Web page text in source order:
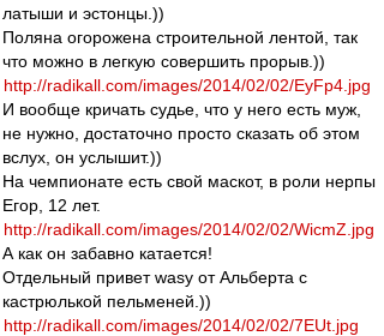
латыши и эстонцы.))
Поляна огорожена строительной лентой, так
что можно в легкую совершить прорыв.))
http://radikall.com/images/2014/02/02/EyFp4.jpg
И вообще кричать судье, что у него есть муж,
не нужно, достаточно просто сказать об этом
вслух, он услышит.))
На чемпионате есть свой маскот, в роли нерпы
Егор, 12 лет.
http://radikall.com/images/2014/02/02/WicmZ.jpg
А как он забавно катается!
Отдельный привет wasy от Альберта с
кастрюлькой пельменей.))
http://radikall.com/images/2014/02/02/7EUt.jpg